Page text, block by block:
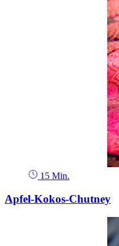
15 Min.
Apfel-Kokos-Chutney